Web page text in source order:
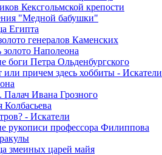
Кексгольмской крепости
"Медной бабушки"
Египта
генералов Каменских
золото Наполеона
боги Петра Ольденбургского
причем здесь хоббиты - Искатели
Палач Ивана Грозного
- Искатели
рукописи профессора Филиппова
змеиных царей майя